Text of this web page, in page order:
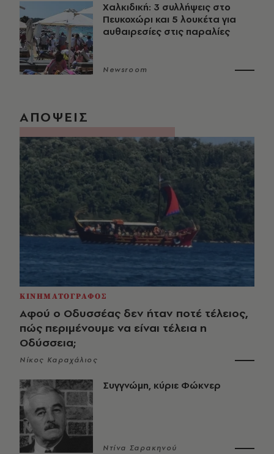
Χαλκιδική: 3 συλλήψεις στο
Πευκοχώρι και 5 λουκέτα για
αυθαιρεσίες στις παραλίες
Newsroom
ΑΠΟΨΕΙΣ
ΚΙΝΗΜΑΤΟΓΡΑΦΟΣ
Αφού ο Οδυσσέας δεν ήταν ποτέ τέλειος,
πώς περιμένουμε να είναι τέλεια η
Οδύσσεια;
Νίκος Καραχάλιος
Συγγνώμη, κύριε Φώκνερ
Ντίνα Σαρακηνού